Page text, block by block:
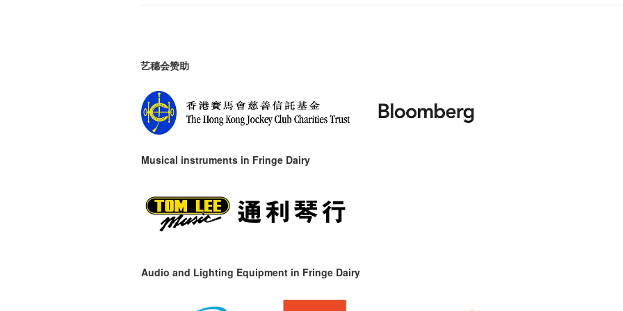
艺穗会赞助
Musical instruments in Fringe Dairy
Audio and Lighting Equipment in Fringe Dairy